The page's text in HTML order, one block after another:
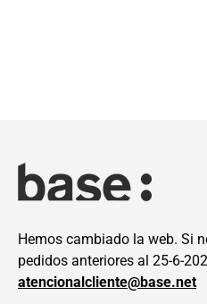
Hemos cambiado la web. Si
pedidos anteriores al 25-6-
atencionalcliente@base.net